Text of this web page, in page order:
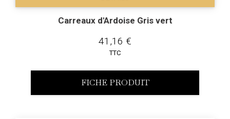
Carreaux d'Ardoise Gris vert
41,16 €
TTC
FICHE PRODUIT